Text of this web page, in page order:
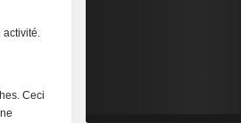
activité.
Ceci